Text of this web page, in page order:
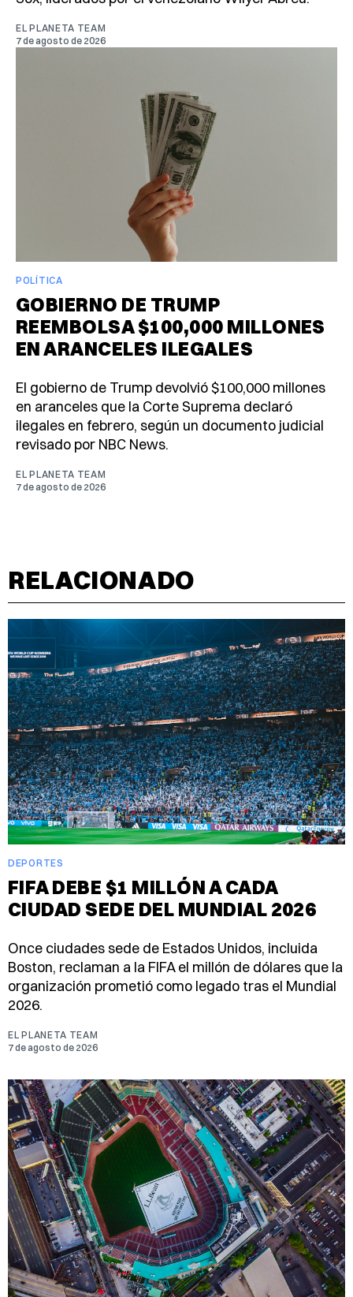
EL PLANETA TEAM
7 de agosto de 2026
POLÍTICA
GOBIERNO DE TRUMP
REEMBOLSA $100,000 MILLONES
EN ARANCELES ILEGALES
El gobierno de Trump devolvió $100,000 millones
en aranceles que la Corte Suprema declaró
ilegales en febrero, según un documento judicial
revisado por NBC News.
EL PLANETA TEAM
7 de agosto de 2026
RELACIONADO
DEPORTES
FIFA DEBE $1 MILLÓN A CADA
CIUDAD SEDE DEL MUNDIAL 2026
Once ciudades sede de Estados Unidos, incluida
Boston, reclaman a la FIFA el millón de dólares que la
organización prometió como legado tras el Mundial
2026.
EL PLANETA TEAM
7 de agosto de 2026